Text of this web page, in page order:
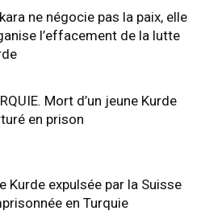
ne négocie pas la paix, elle
l’effacement de la lutte
Mort d’un jeune Kurde
en prison
Kurde expulsée par la Suisse
en Turquie